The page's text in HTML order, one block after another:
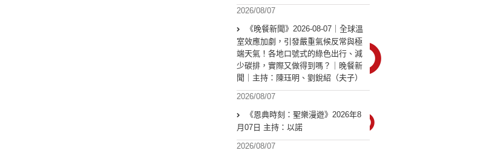
2026/08/07
《晚餐新聞》2026-08-07｜全球溫
室效應加劇，引發嚴重氣候反常與極
端天氣！各地口號式的綠色出行、減
少碳排，實際又做得到嗎？｜晚餐新
聞｜主持：陳珏明、劉銳紹（夫子）
2026/08/07
《恩典時刻：聖樂漫遊》2026年8
月07日 主持：以諾
2026/08/07